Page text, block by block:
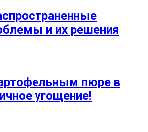
и их решения
пюре в
угощение!